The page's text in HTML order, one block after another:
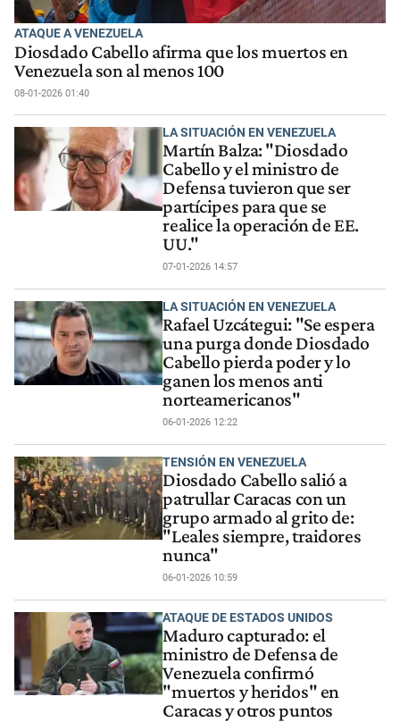
ATAQUE A VENEZUELA
Diosdado Cabello afirma que los muertos en
Venezuela son al menos 100
08-01-2026 01:40
LA SITUACIÓN EN VENEZUELA
Martín Balza: "Diosdado
Cabello y el ministro de
Defensa tuvieron que ser
partícipes para que se
realice la operación de EE.
UU."
07-01-2026 14:57
LA SITUACIÓN EN VENEZUELA
Rafael Uzcátegui: "Se espera
una purga donde Diosdado
Cabello pierda poder y lo
ganen los menos anti
norteamericanos"
06-01-2026 12:22
TENSIÓN EN VENEZUELA
Diosdado Cabello salió a
patrullar Caracas con un
grupo armado al grito de:
"Leales siempre, traidores
nunca"
06-01-2026 10:59
ATAQUE DE ESTADOS UNIDOS
Maduro capturado: el
ministro de Defensa de
Venezuela confirmó
"muertos y heridos" en
Caracas y otros puntos